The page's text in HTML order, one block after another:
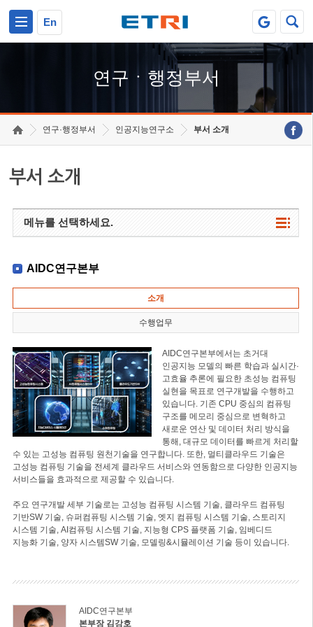
En
연구ㆍ행정부서
연구·행정부서 인공지능연구소 부서 소개
부서 소개
메뉴를 선택하세요.
AIDC연구본부
소개
수행업무
AIDC연구본부에서는 초거대
인공지능 모델의 빠른 학습과 실시간·
고효율 추론에 필요한 초성능 컴퓨팅
실현을 목표로 연구개발을 수행하고
있습니다. 기존 CPU 중심의 컴퓨팅
구조를 메모리 중심으로 변혁하고
새로운 연산 및 데이터 처리 방식을
통해, 대규모 데이터를 빠르게 처리할
수 있는 고성능 컴퓨팅 원천기술을 연구합니다. 또한, 멀티클라우드 기술은
고성능 컴퓨팅 기술을 전세계 클라우드 서비스와 연동함으로 다양한 인공지능
서비스들을 효과적으로 제공할 수 있습니다.
주요 연구개발 세부 기술로는 고성능 컴퓨팅 시스템 기술, 클라우드 컴퓨팅
기반SW 기술, 슈퍼컴퓨팅 시스템 기술, 엣지 컴퓨팅 시스템 기술, 스토리지
시스템 기술, AI컴퓨팅 시스템 기술, 지능형 CPS 플랫폼 기술, 임베디드
지능화 기술, 양자 시스템SW 기술, 모델링&시뮬레이션 기술 등이 있습니다.
AIDC연구본부
본부장 김강호